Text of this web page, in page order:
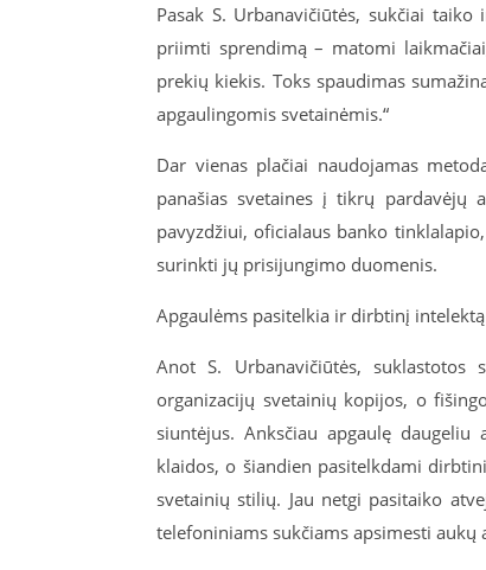
Pasak S. Urbanavičiūtės, sukčiai
priimti sprendimą – matomi
prekių kiekis. Toks spaudimas
apgaulingomis svetainėmis.“
Dar vienas plačiai naudojamas
panašias svetaines į tikrų pardavėjų
pavyzdžiui, oficialaus banko
surinkti jų prisijungimo duomenis.
Apgaulėms pasitelkia ir dirbtinį intelektą
Anot S. Urbanavičiūtės,
organizacijų svetainių kopijos, o
siuntėjus. Anksčiau apgaulę
klaidos, o šiandien pasitelkdami
svetainių stilių. Jau netgi pasitaiko
telefoniniams sukčiams apsimesti